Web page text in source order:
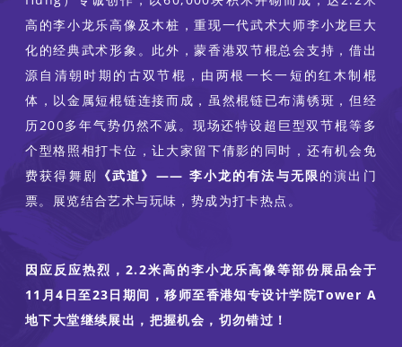
高的李小龙乐高像及木桩，重现一代武术大师李小龙巨大
化的经典武术形象。此外，蒙香港双节棍总会支持，借出
源自清朝时期的古双节棍，由两根一长一短的红木制棍
体，以金属短棍链连接而成，虽然棍链已布满锈斑，但经
历200多年气势仍然不减。现场还特设超巨型双节棍等多
个型格照相打卡位，让大家留下倩影的同时，还有机会免
费获得舞剧 《武道》—— 李小龙的有法与无限的演出门
票。展览结合艺术与玩味，势成为打卡热点。
因应反应热烈，2.2米高的李小龙乐高像等部份展品会于
11月4日至23日期间，移师至香港知专设计学院Tower A
地下大堂继续展出，把握机会，切勿错过！